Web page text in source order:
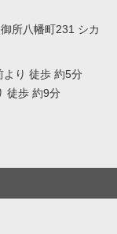
所八幡町231 シカ
より 徒歩 約5分
徒歩 約9分